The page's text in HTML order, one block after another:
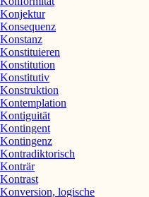
Konjektur
Konsequenz
Konstanz
Konstituieren
Konstitution
Konstitutiv
Konstruktion
Kontemplation
Kontiguität
Kontingent
Kontingenz
Kontradiktorisch
Konträr
Kontrast
Konversion, logische